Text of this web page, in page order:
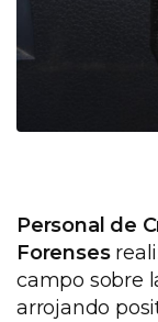
Personal de
Forenses
campo sobre
arrojando